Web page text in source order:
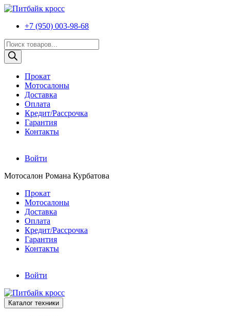
+7 (950) 003-98-68
Поиск
товаров
Прокат
Мотосалоны
Доставка
Оплата
Кредит/Рассрочка
Гарантия
Контакты
Войти
Мотосалон Романа Курбатова
Прокат
Мотосалоны
Доставка
Оплата
Кредит/Рассрочка
Гарантия
Контакты
Войти
Каталог техники